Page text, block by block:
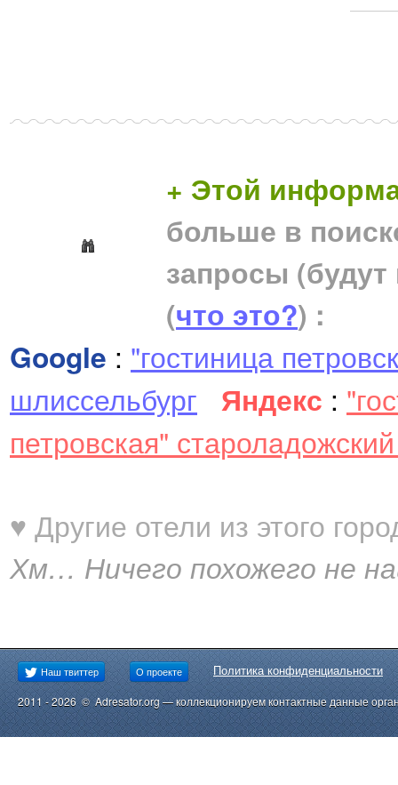
+ Этой
больше в
запросы
(что это?) :
Google : "гостиница
шлиссельбург
Яндекс :
петровская"
♥ Другие отели из этого
Хм… Ничего похожего не
Наш твиттер О проекте Политика конфиденциальности
2011 - 2026 © Adresator.org — коллекционируем контактные данные